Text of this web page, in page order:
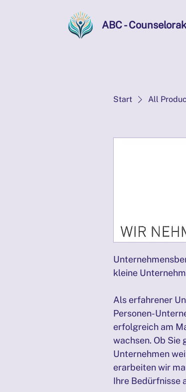
ABC -
Start All
kleine
Als erfahrener
Personen-
erfolgreich am
wachsen. Ob Sie
Unternehmen
erarbeiten wir
Ihre Bedürfnisse